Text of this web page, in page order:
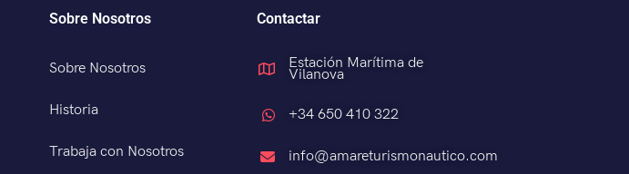
Sobre Nosotros
Sobre Nosotros
Historia
Trabaja con Nosotros
Contactar
Estación Marítima de
Vilanova
+34 650 410 322
info@amareturismonautico.com